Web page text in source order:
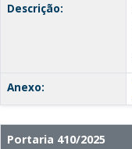
Descrição:
Anexo:
Portaria 410/2025